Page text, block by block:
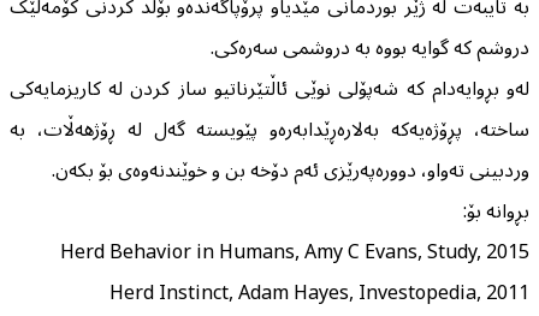
دروشم کە گوایە بووە بە دروشمی سەرەکی.
لەو بڕوایەدام کە شەپۆلی نوێی ئاڵتێرناتیو ساز کردن لە کاریزمایەکی
ساختە، پڕۆژەیەکە بەلارەڕێدابەرەو پێویستە گەل لە ڕۆژهەڵات، بە
وردبینی تەواو، دوورەپەرێزی ئەم دۆخە بن و خوێندنەوەی بۆ بکەن.
بڕوانە بۆ:
Herd Behavior in Humans, Amy C Evans, Study, 2015
Herd Instinct, Adam Hayes, Investopedia, 2011